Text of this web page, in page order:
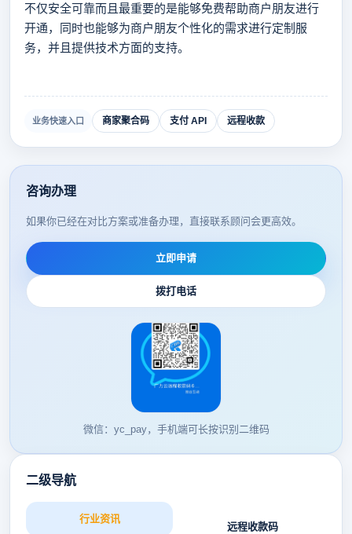
不仅安全可靠而且最重要的是能够免费帮助商户朋友进行
开通，同时也能够为商户朋友个性化的需求进行定制服
务，并且提供技术方面的支持。
业务快速入口 商家聚合码 支付 API 远程收款
咨询办理
如果你已经在对比方案或准备办理，直接联系顾问会更高效。
立即申请
拨打电话
微信：yc_pay，手机端可长按识别二维码
二级导航
行业资讯
远程收款码